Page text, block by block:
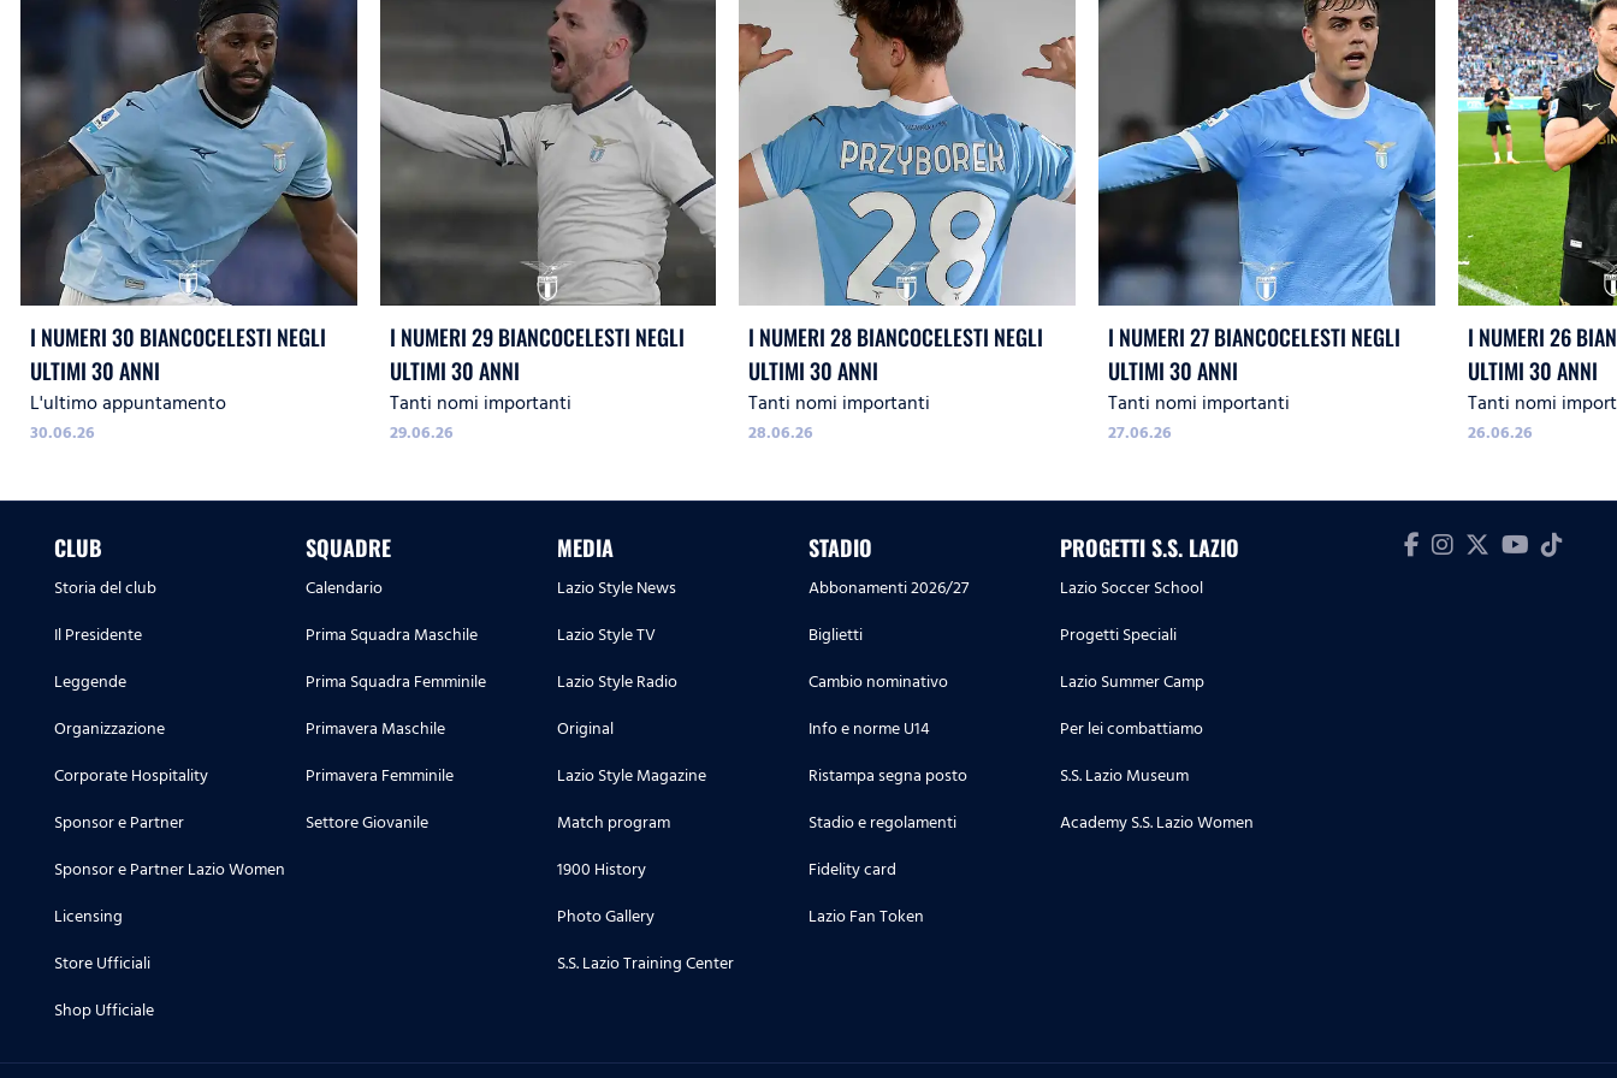
I NUMERI 30 BIANCOCELESTI NEGLI
ULTIMI 30 ANNI
L'ultimo appuntamento
30.06.26
I NUMERI 29 BIANCOCELESTI NEGLI
ULTIMI 30 ANNI
Tanti nomi importanti
29.06.26
I NUMERI 28 BIANCOCELESTI NEGLI
ULTIMI 30 ANNI
Tanti nomi importanti
28.06.26
I NUMERI 27 BIANCOCELESTI NEGLI
ULTIMI 30 ANNI
Tanti nomi importanti
27.06.26
I NUMERI 26
ULTIMI 30 ANNI
Tanti nomi
26.06.26
CLUB
Storia del club
Il Presidente
Leggende
Organizzazione
Corporate Hospitality
Sponsor e Partner
Sponsor e Partner Lazio Women
Licensing
Store Ufficiali
Shop Ufficiale
SQUADRE
Calendario
Prima Squadra Maschile
Prima Squadra Femminile
Primavera Maschile
Primavera Femminile
Settore Giovanile
MEDIA
Lazio Style News
Lazio Style TV
Lazio Style Radio
Original
Lazio Style Magazine
Match program
1900 History
Photo Gallery
S.S. Lazio Training Center
STADIO
Abbonamenti 2026/27
Biglietti
Cambio nominativo
Info e norme U14
Ristampa segna posto
Stadio e regolamenti
Fidelity card
Lazio Fan Token
PROGETTI S.S. LAZIO
Lazio Soccer School
Progetti Speciali
Lazio Summer Camp
Per lei combattiamo
S.S. Lazio Museum
Academy S.S. Lazio Women